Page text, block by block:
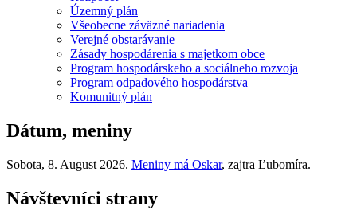
Územný plán
Všeobecne záväzné nariadenia
Verejné obstarávanie
Zásady hospodárenia s majetkom obce
Program hospodárskeho a sociálneho rozvoja
Program odpadového hospodárstva
Komunitný plán
Dátum, meniny
Sobota, 8. August 2026. Meniny má Oskar, zajtra Ľubomíra.
Návštevníci strany